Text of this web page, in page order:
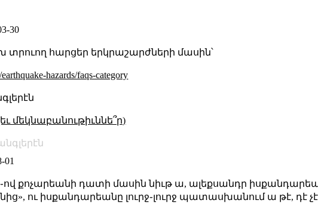
30
հարցեր երկրաշարժների մասին՝
hazards/faqs-category
մեկնաբանութիւննե՞ր)
01
քոչարեանի դատի մասին նիւթ ա, ալեքսանդր
ու իսքանդարեանը լուրջ֊լուրջ պատասխանում ա թէ, դէ